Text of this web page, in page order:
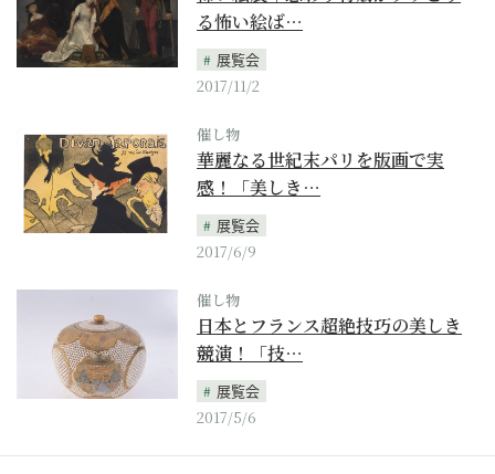
る怖い絵ば…
展覧会
2017/11/2
催し物
華麗なる世紀末パリを版画で実
感！「美しき…
展覧会
2017/6/9
催し物
日本とフランス超絶技巧の美しき
競演！「技…
展覧会
2017/5/6